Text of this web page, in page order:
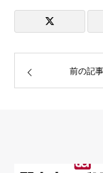
前の記事